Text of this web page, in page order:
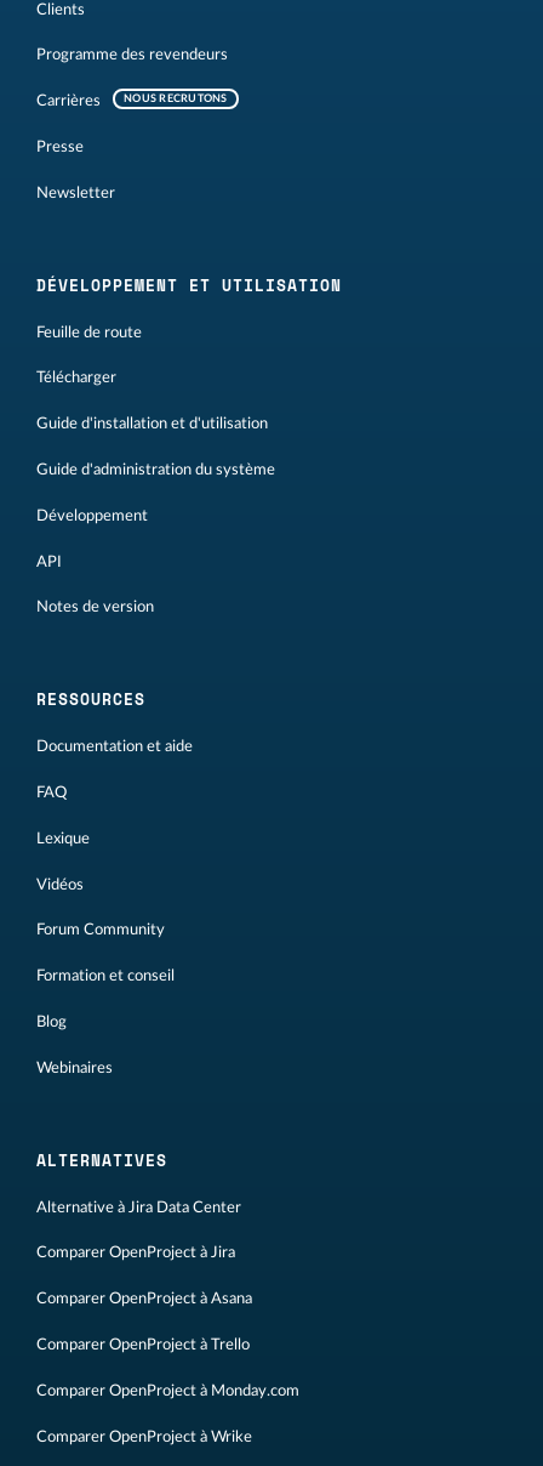
Clients
Programme des revendeurs
Carrières NOUS RECRUTONS
Presse
Newsletter
DÉVELOPPEMENT ET UTILISATION
Feuille de route
Télécharger
Guide d'installation et d'utilisation
Guide d'administration du système
Développement
API
Notes de version
RESSOURCES
Documentation et aide
FAQ
Lexique
Vidéos
Forum Community
Formation et conseil
Blog
Webinaires
ALTERNATIVES
Alternative à Jira Data Center
Comparer OpenProject à Jira
Comparer OpenProject à Asana
Comparer OpenProject à Trello
Comparer OpenProject à Monday.com
Comparer OpenProject à Wrike